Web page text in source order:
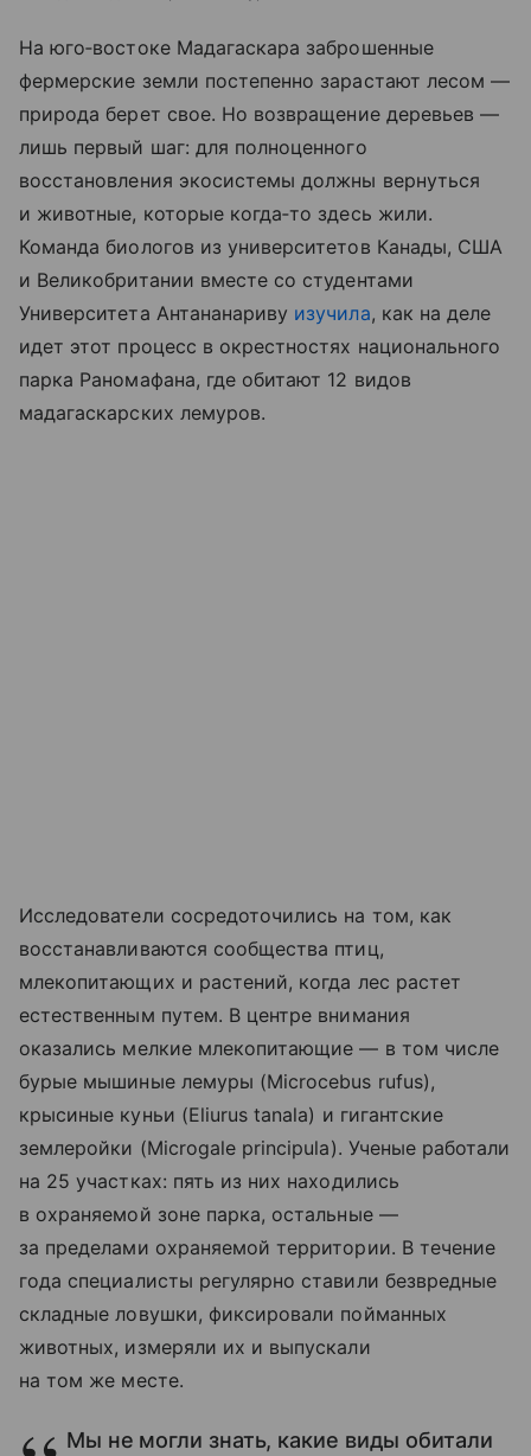
На юго‑востоке Мадагаскара заброшенные
фермерские земли постепенно зарастают лесом —
природа берет свое. Но возвращение деревьев —
лишь первый шаг: для полноценного
восстановления экосистемы должны вернуться
и животные, которые когда‑то здесь жили.
Команда биологов из университетов Канады, США
и Великобритании вместе со студентами
Университета Антананариву изучила, как на деле
идет этот процесс в окрестностях национального
парка Раномафана, где обитают 12 видов
мадагаскарских лемуров.
Исследователи сосредоточились на том, как
восстанавливаются сообщества птиц,
млекопитающих и растений, когда лес растет
естественным путем. В центре внимания
оказались мелкие млекопитающие — в том числе
бурые мышиные лемуры (Microcebus rufus),
крысиные куньи (Eliurus tanala) и гигантские
землеройки (Microgale principula). Ученые работали
на 25 участках: пять из них находились
в охраняемой зоне парка, остальные —
за пределами охраняемой территории. В течение
года специалисты регулярно ставили безвредные
складные ловушки, фиксировали пойманных
животных, измеряли их и выпускали
на том же месте.
Мы не могли знать, какие виды обитали